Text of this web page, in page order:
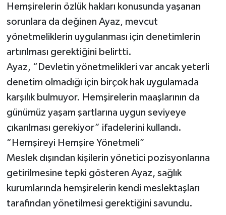
Hemşirelerin özlük hakları konusunda yaşanan
sorunlara da değinen Ayaz, mevcut
yönetmeliklerin uygulanması için denetimlerin
artırılması gerektiğini belirtti.
Ayaz, “Devletin yönetmelikleri var ancak yeterli
denetim olmadığı için birçok hak uygulamada
karşılık bulmuyor. Hemşirelerin maaşlarının da
günümüz yaşam şartlarına uygun seviyeye
çıkarılması gerekiyor” ifadelerini kullandı.
“Hemşireyi Hemşire Yönetmeli”
Meslek dışından kişilerin yönetici pozisyonlarına
getirilmesine tepki gösteren Ayaz, sağlık
kurumlarında hemşirelerin kendi meslektaşları
tarafından yönetilmesi gerektiğini savundu.